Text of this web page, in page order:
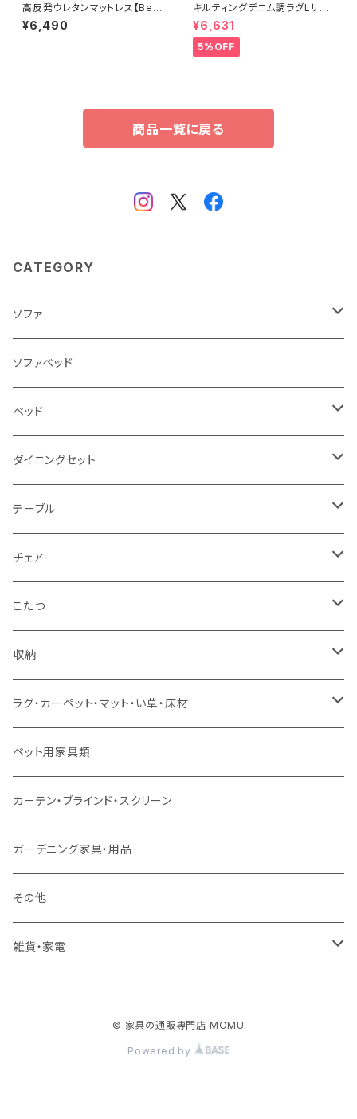
高反発ウレタンマットレス【Bele
za5-ベレーザ・ファイブ-】(シン
グル) ORM-05S
¥6,490
キルティングデニム調ラグLサイ
ズ(190x240cm)オールシーズ
ン、滑り止め付き、手洗い対応【D
erid-デリッド-】 DRG-L
¥6,631
5%OFF
商品一覧に戻る
CATEGORY
ソファ
3人掛け
2.5人掛け
2人掛け
1人掛け
カウチソファ
コーナーソファ
ソファセット
スツール・オットマン
ソファ付属品
クッション・座椅子
ソファベッド
ベッド
シングルサイズ以下（フレームのみ）
セミダブルサイズ（フレームのみ）
ダブルサイズ（フレームのみ）
ワイドダブルサイズ以上（フレームのみ）
シングルサイズ以下（マットレス付）
セミダブルサイズ（マットレス付）
ダブルサイズ（マットレス付）
ダブルサイズ以上（マットレス付）
ロフトベッド
二段ベッド
マットレス
ダイニングセット
ダイニング3点セット以下
ダイニング4点セット
ダイニング5点・6点セット
ダイニング7点セット以上
テーブル
センターテーブル
ダイニングテーブル
カウンターテーブル
リフティングテーブル
サイドテーブル・コーヒーテーブル
デスク
チェア
ダイニングチェア
カウンターチェア
キッズチェア
オフィスチェア・ゲーミングチェア
ダイニングベンチ・スツール
こたつ
こたつテーブル
こたつ布団
コタツ・布団セット
収納
本棚・シェルフ
食器棚・収納庫
レンジ台・カウンター
ラック
TVボード
キャビネット・飾り棚
ラグ・カーペット・マット・い草・床材
マット・フロアタイル
ラグ
カーペット
ペット用家具類
カーテン・ブラインド・スクリーン
ガーデニング家具・用品
その他
雑貨・家電
© 家具の通販専門店 MOMU
Powered by